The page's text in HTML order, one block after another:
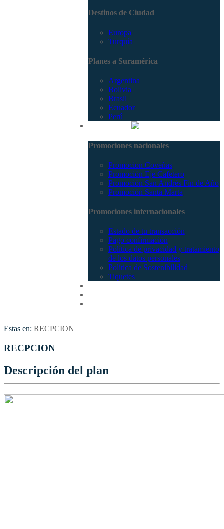
Destinos de Ciudad
Europa
Turquía
Planes a Suramérica
Argentina
Bolivia
Brasil
Ecuador
Perú
Promociones nacionales
Promocion Coveñas
Promoción Eje Cafetero
Promoción San Andrés Fin de Año
Promoción Santa Marta
Promociones internacionales
Estado de tu transacción
Pago confirmación
Política de privacidad y tratamiento
de los datos personales
Política de Sostenibilidad
Tiquetes
Estas en: RECPCION
RECPCION
Descripción del plan